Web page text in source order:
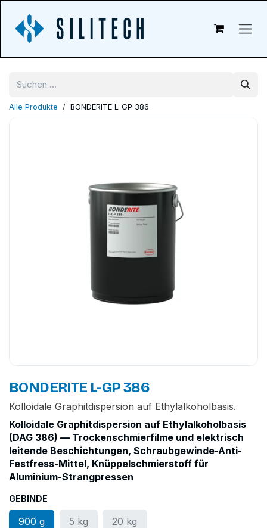
Alle Produkte BONDERITE L-GP 386
BONDERITE L-GP 386
Kolloidale Graphitdispersion auf Ethylalkoholbasis.
Kolloidale Graphitdispersion auf Ethylalkoholbasis
(DAG 386) — Trockenschmierfilme und elektrisch
leitende Beschichtungen, Schraubgewinde-Anti-
Festfress-Mittel, Knüppelschmierstoff für
Aluminium-Strangpressen
GEBINDE
900 g 5 kg 20 kg